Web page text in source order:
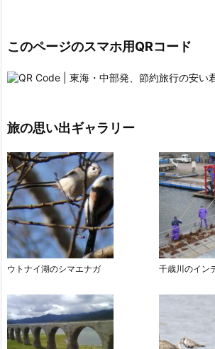
このページのスマホ用QRコード
旅の思い出ギャラリー
ウトナイ湖のシマエナガ 千歳川のイン